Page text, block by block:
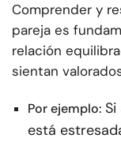
Comprender y
pareja es
relación
sientan
Por ejemplo:
está